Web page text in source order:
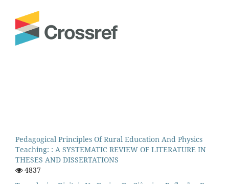
Pedagogical Principles Of Rural Education And Physics
Teaching: : A SYSTEMATIC REVIEW OF LITERATURE IN
THESES AND DISSERTATIONS
4837